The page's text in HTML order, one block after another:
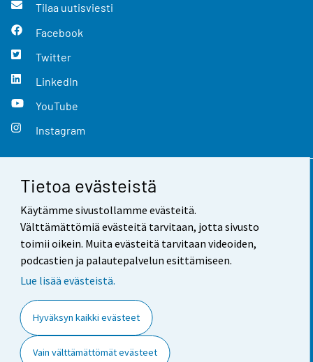
Tietoa evästeistä
Käytämme sivustollamme evästeitä.
Välttämättömiä evästeitä tarvitaan, jotta sivusto
toimii oikein. Muita evästeitä tarvitaan videoiden,
podcastien ja palautepalvelun esittämiseen.
Lue lisää evästeistä.
Hyväksyn kaikki evästeet
Vain välttämättömät evästeet
Tilaa uutisviesti
Facebook
Twitter
LinkedIn
YouTube
Instagram
Yhteystiedot
Palaute
Käyttöehdot
Saavutettavuus
Tietoa sivustosta
Evästeasetukset